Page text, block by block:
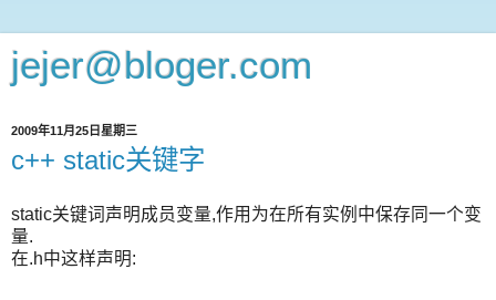
jejer@bloger.com
2009年11月25日星期三
c++ static关键字
static关键词声明成员变量,作用为在所有实例中保存同一个变
量.
在.h中这样声明: